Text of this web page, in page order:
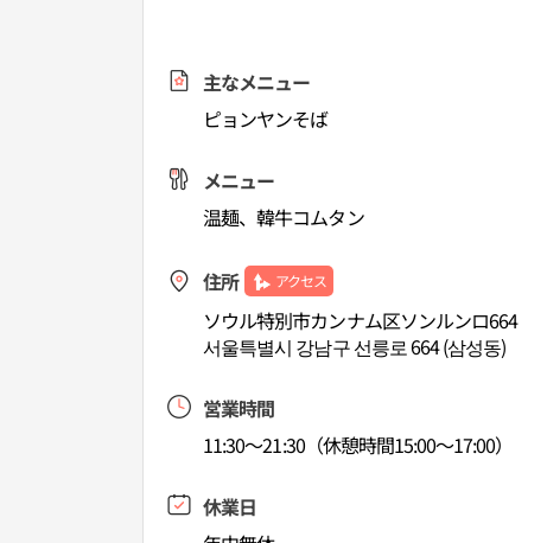
主なメニュー
ピョンヤンそば
メニュー
温麺、韓牛コムタン
住所 アクセス
ソウル特別市カンナム区ソンルンロ664
서울특별시 강남구 선릉로 664 (삼성동)
営業時間
11:30～21:30（休憩時間15:00～17:00）
休業日